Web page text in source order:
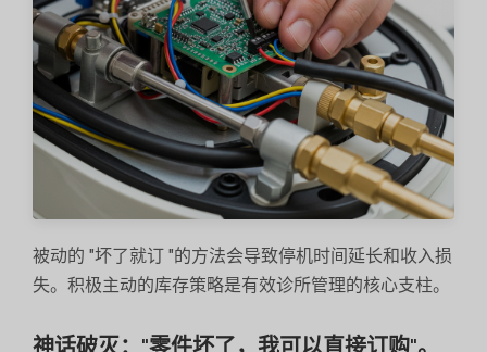
被动的 "坏了就订 "的方法会导致停机时间延长和收入损
失。积极主动的库存策略是有效诊所管理的核心支柱。
神话破灭："零件坏了，我可以直接订购"。